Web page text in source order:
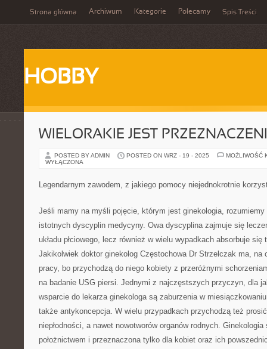
Strona główna Archiwum Kategorie Polecamy Spis Treści
HOBBY
WIELORAKIE JEST
POSTED BY ADMIN POSTED ON WRZ - 19 - 2025
MOŻLIWOŚĆ
WYŁĄCZONA
Legendarnym zawodem, z jakiego pomocy niejednokrotnie
Jeśli mamy na myśli pojęcie, którym jest ginekologia,
istotnych dyscyplin medycyny. Owa dyscyplina zajmuje się
układu płciowego, lecz również w wielu wypadkach absorbuje
Jakikolwiek doktor ginekolog Częstochowa Dr Strzelczak ma, na
pracy, bo przychodzą do niego kobiety z przeróżnymi
na badanie USG piersi. Jednymi z najczęstszych przyczyn, dla
wsparcie do lekarza ginekologa są zaburzenia w
także antykoncepcja. W wielu przypadkach przychodzą też
niepłodności, a nawet nowotworów organów rodnych.
położnictwem i przeznaczona tylko dla kobiet oraz ich